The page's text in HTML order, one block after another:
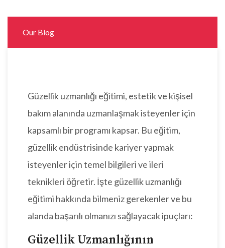
Our Blog
Güzellik uzmanlığı eğitimi, estetik ve kişisel
bakım alanında uzmanlaşmak isteyenler için
kapsamlı bir programı kapsar. Bu eğitim,
güzellik endüstrisinde kariyer yapmak
isteyenler için temel bilgileri ve ileri
teknikleri öğretir. İşte güzellik uzmanlığı
eğitimi hakkında bilmeniz gerekenler ve bu
alanda başarılı olmanızı sağlayacak ipuçları:
Güzellik Uzmanlığının